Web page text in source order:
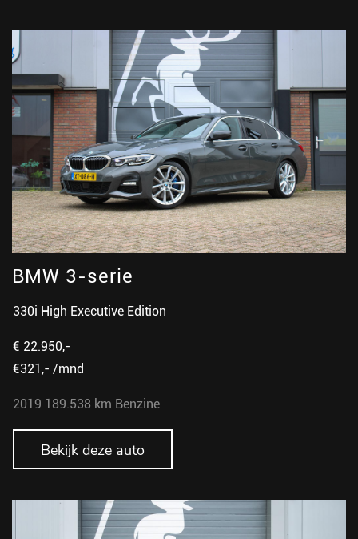
BMW 3-serie
330i High Executive Edition
€ 22.950,-
€321,- /mnd
2019 189.538 km Benzine
Bekijk deze auto